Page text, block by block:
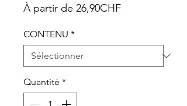
À partir de 26,90CHFPrix
CONTENU *
Quantité *